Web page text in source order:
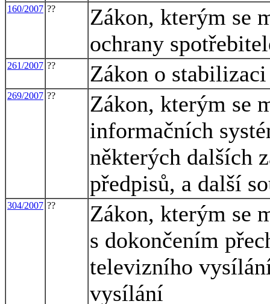
160/2007 ??
Zákon, kterým se
ochrany
261/2007 ?? Zákon o
269/2007 ??
Zákon, kterým se
informačních
některých dalších
předpisů, a další
304/2007 ??
Zákon, kterým se
s dokončením
televizního
vysílání